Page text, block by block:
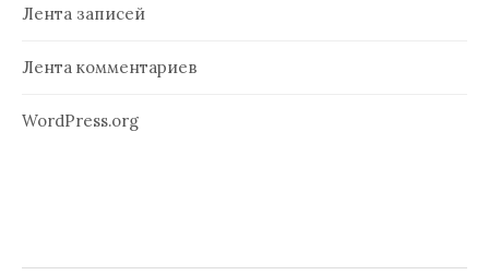
Лента записей
Лента комментариев
WordPress.org